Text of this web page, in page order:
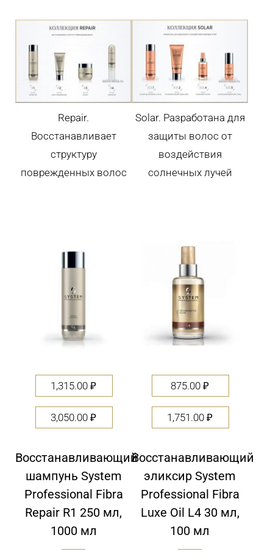
Repair.
Восстанавливает
структуру
поврежденных волос
Solar. Разработана для
защиты волос от
воздействия
солнечных лучей
1,315.00₽
3,050.00₽
Восстанавливающий
шампунь System
Professional Fibra
Repair R1 250 мл,
1000 мл
875.00₽
1,751.00₽
Восстанавливающий
эликсир System
Professional Fibra
Luxe Oil L4 30 мл,
100 мл